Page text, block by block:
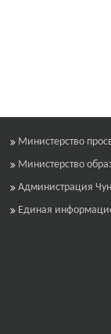
Министерство
Министерство
Администрация
Единая